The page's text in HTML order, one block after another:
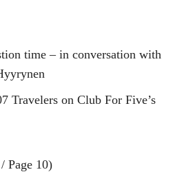
time – in conversation with
Travelers on Club For Five’s
Page 10)